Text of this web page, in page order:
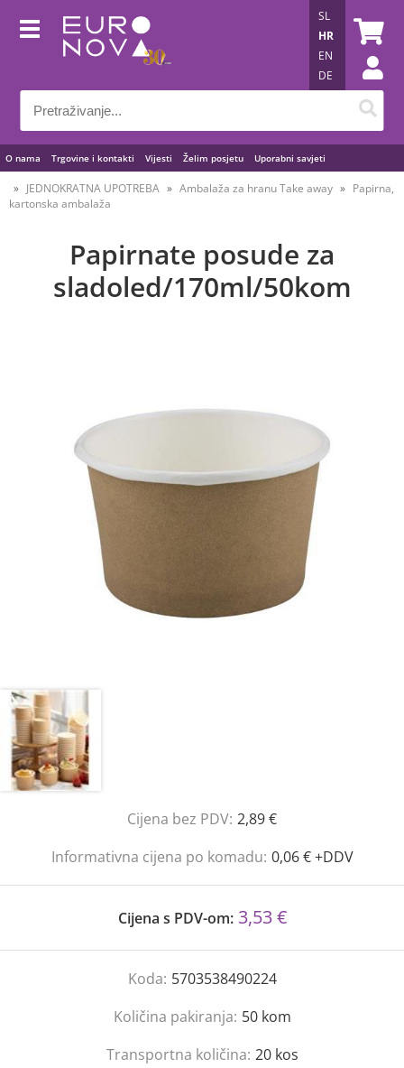
O nama Trgovine i kontakti Vijesti Želim posjetu Uporabni savjeti
SL
HR
EN
DE
JEDNOKRATNA UPOTREBA Ambalaža za hranu Take away
Papirna,
kartonska ambalaža
Papirnate posude za
sladoled/170ml/50kom
Cijena bez PDV: 2,89 €
Informativna cijena po komadu: 0,06 € +DDV
Cijena s PDV-om: 3,53 €
Koda: 5703538490224
Količina pakiranja: 50 kom
Transportna količina: 20 kos